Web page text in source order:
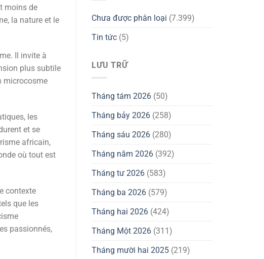
moins de
la nature et le
Il invite à
plus subtile
microcosme
les
et se
africain,
où tout est
contexte
que les
passionnés,
Chưa được phân loại (7.399)
Tin tức (5)
LƯU TRỮ
Tháng tám 2026 (50)
Tháng bảy 2026 (258)
Tháng sáu 2026 (280)
Tháng năm 2026 (392)
Tháng tư 2026 (583)
Tháng ba 2026 (579)
Tháng hai 2026 (424)
Tháng Một 2026 (311)
Tháng mười hai 2025 (219)